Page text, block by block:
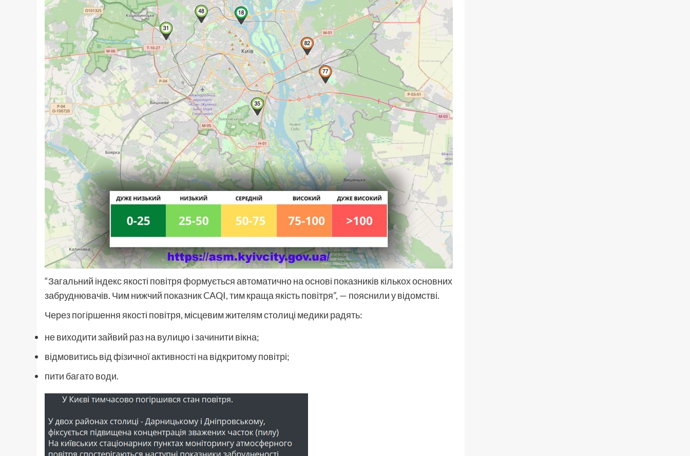
“Загальний індекс якості повітря формується автоматично на основі показників кількох основних
забруднювачів. Чим нижчий показник CAQI, тим краща якість повітря”, — пояснили у відомстві.
Через погіршення якості повітря, місцевим жителям столиці медики радять:
не виходити зайвий раз на вулицю і зачинити вікна;
відмовитись від фізичної активності на відкритому повітрі;
пити багато води.